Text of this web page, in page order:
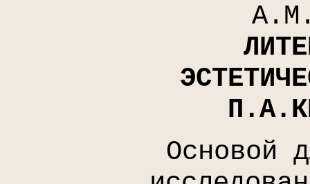
Основой